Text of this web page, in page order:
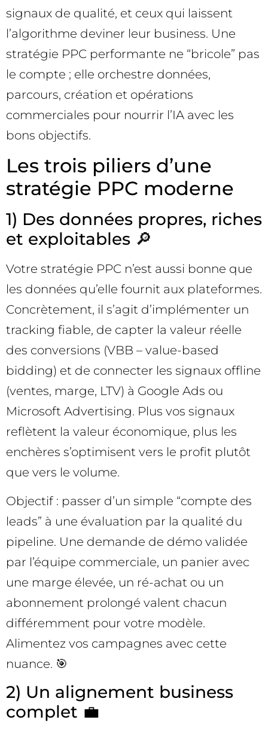
signaux de qualité, et ceux qui laissent
l’algorithme deviner leur business. Une
stratégie PPC performante ne “bricole” pas
le compte ; elle orchestre données,
parcours, création et opérations
commerciales pour nourrir l’IA avec les
bons objectifs.
Les trois piliers d’une
stratégie PPC moderne
1) Des données propres, riches
et exploitables 🔎
Votre stratégie PPC n’est aussi bonne que
les données qu’elle fournit aux plateformes.
Concrètement, il s’agit d’implémenter un
tracking fiable, de capter la valeur réelle
des conversions (VBB – value-based
bidding) et de connecter les signaux offline
(ventes, marge, LTV) à Google Ads ou
Microsoft Advertising. Plus vos signaux
reflètent la valeur économique, plus les
enchères s’optimisent vers le profit plutôt
que vers le volume.
Objectif : passer d’un simple “compte des
leads” à une évaluation par la qualité du
pipeline. Une demande de démo validée
par l’équipe commerciale, un panier avec
une marge élevée, un ré-achat ou un
abonnement prolongé valent chacun
différemment pour votre modèle.
Alimentez vos campagnes avec cette
nuance. 🎯
2) Un alignement business
complet 💼